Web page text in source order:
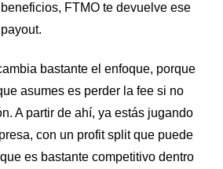
FTMO te devuelve ese
bastante el enfoque, porque
asumes es perder la fee si no
A partir de ahí, ya estás jugando
con un profit split que puede
es bastante competitivo dentro